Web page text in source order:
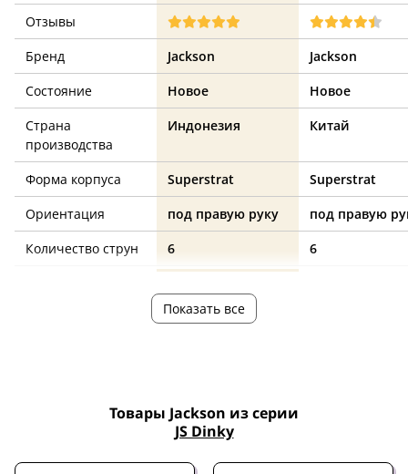
Отзывы
Бренд
Jackson
Jackson
Состояние
Новое
Новое
Страна
производства
Индонезия Китай
Форма корпуса Superstrat
Superstrat
Ориентация
под правую руку
под правую
Количество струн
6
6
25.5
Накладка на гриф
амарант
Показать все
Товары Jackson из серии
JS Dinky